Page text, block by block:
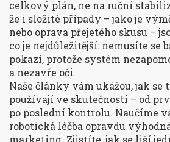
celkový plán, ne na ruční
že i složité případy – jako je
nebo oprava přejetého skusu –
co je nejdůležitější: nemusíte se
pokazí, protože systém
a nezavře oči.
Naše články vám ukážou, jak se
používají ve skutečnosti – od
po poslední kontrolu. Naučíme
robotická léčba opravdu
marketing. Zjistíte, jak se liší